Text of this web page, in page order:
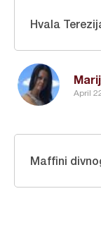
April
Hvala
Maffini